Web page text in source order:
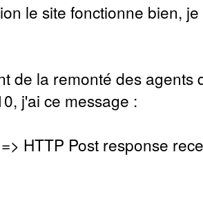
le site fonctionne bien,
de la remonté des agents
j'ai ce message :
HTTP Post response